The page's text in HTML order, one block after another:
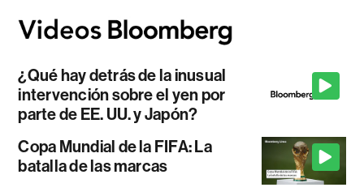
¿Qué hay detrás de la inusual
intervención sobre el yen por
parte de EE. UU. y Japón?
Copa Mundial de la FIFA: La
batalla de las marcas